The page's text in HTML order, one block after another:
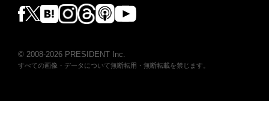
© 2008-2026 PRESIDENT Inc.
すべての画像・データについて無断転用・無断転載を禁じます。